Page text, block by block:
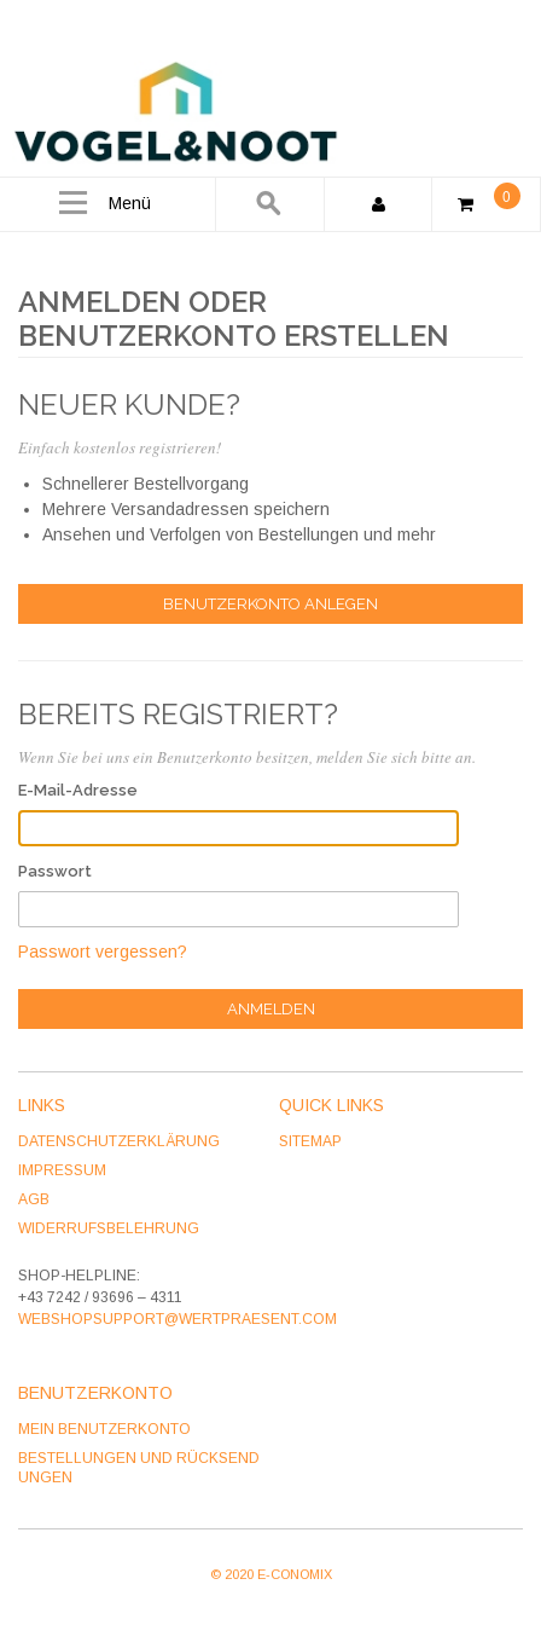
Menü 0
ANMELDEN ODER
BENUTZERKONTO ERSTELLEN
NEUER KUNDE?
Einfach kostenlos registrieren!
Schnellerer Bestellvorgang
Mehrere Versandadressen speichern
Ansehen und Verfolgen von Bestellungen und mehr
BENUTZERKONTO ANLEGEN
BEREITS REGISTRIERT?
Wenn Sie bei uns ein Benutzerkonto besitzen, melden Sie sich bitte an.
E-Mail-Adresse
Passwort
Passwort vergessen?
ANMELDEN
LINKS
DATENSCHUTZERKLÄRUNG
IMPRESSUM
AGB
WIDERRUFSBELEHRUNG
SHOP-HELPLINE:
+43 7242 / 93696 – 4311
WEBSHOPSUPPORT@WERTPRAESENT.COM
QUICK LINKS
SITEMAP
BENUTZERKONTO
MEIN BENUTZERKONTO
BESTELLUNGEN UND RÜCKSEND
UNGEN
© 2020 E-CONOMIX